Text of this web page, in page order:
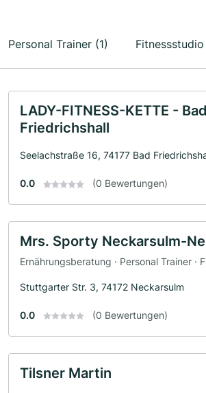
Personal Trainer (1) Fitnessstudio
LADY-FITNESS-KETTE - Bad
Friedrichshall
Seelachstraße 16, 74177 Bad
0.0 (0 Bewertungen)
Mrs. Sporty Neckarsulm-
Ernährungsberatung · Personal Trainer ·
Stuttgarter Str. 3, 74172 Neckarsulm
0.0 (0 Bewertungen)
Tilsner Martin